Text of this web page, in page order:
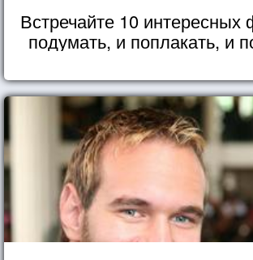
Встречайте 10
подумать, и поплакать, и